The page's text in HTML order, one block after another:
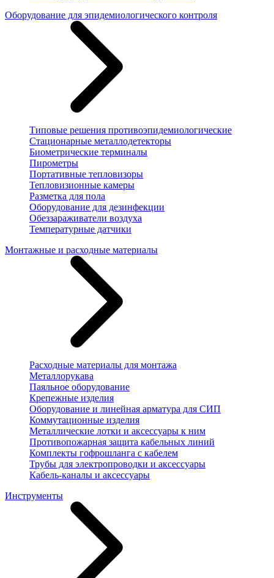
Оборудование для эпидемиологического контроля
Типовые решения противоэпидемиологические
Стационарные металлодетекторы
Биометрические терминалы
Пирометры
Портативные тепловизоры
Тепловизионные камеры
Разметка для пола
Оборудование для дезинфекции
Обеззараживатели воздуха
Температурные датчики
Монтажные и расходные материалы
Расходные материалы для монтажа
Металлорукава
Паяльное оборудование
Крепежные изделия
Оборудование и линейная арматура для СИП
Коммутационные изделия
Металлические лотки и аксессуары к ним
Противопожарная защита кабельных линий
Комплекты гофрошланга с кабелем
Трубы для электропроводки и аксессуары
Кабель-каналы и аксессуары
Инструменты